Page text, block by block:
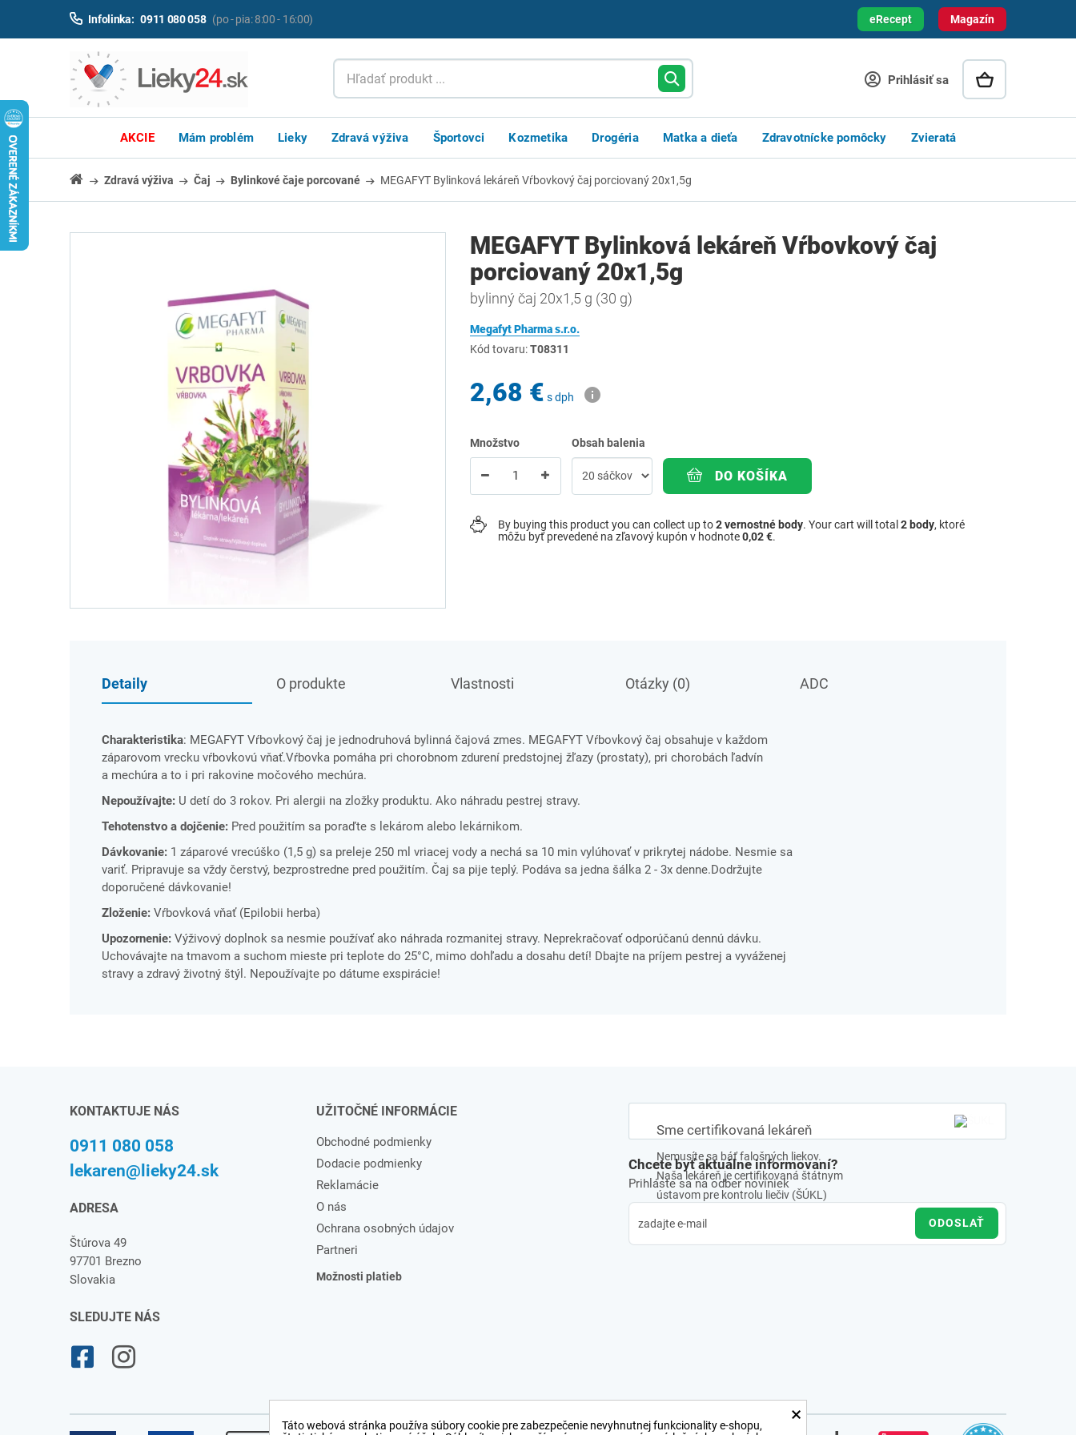
Magazín
Infolinka: 0911 080 058 (po - pia: 8:00 - 16:00) eRecept
Prihlásiť sa
AKCIE Mám problém Lieky Zdravá výživa Športovci Kozmetika Drogéria Matka a dieťa Zdravotnícke pomôcky Zvieratá
Zdravá výživa Čaj Bylinkové čaje porcované MEGAFYT Bylinková lekáreň Vŕbovkový čaj porciovaný 20x1,5g
MEGAFYT Bylinková lekáreň Vŕbovkový čaj
porciovaný 20x1,5g
bylinný čaj 20x1,5 g (30 g)
Megafyt Pharma s.r.o.
Kód tovaru:T08311
2,68 € s dph
Množstvo Obsah balenia
DO KOŠÍKA
By buying this product you can collect up to2vernostné body. Your cart will total 2 body, ktoré
môžu byť prevedené na zľavový kupón v hodnote0,02 €.
Detaily O produkte Vlastnosti Otázky (0) ADC
Charakteristika: MEGAFYT Vŕbovkový čaj je jednodruhová bylinná čajová zmes. MEGAFYT Vŕbovkový čaj obsahuje v každom
záparovom vrecku vŕbovkovú vňať.Vŕbovka pomáha pri chorobnom zdurení predstojnej žľazy (prostaty), pri chorobách ľadvín
a mechúra a to i pri rakovine močového mechúra.
Nepoužívajte: U detí do 3 rokov. Pri alergii na zložky produktu. Ako náhradu pestrej stravy.
Tehotenstvo a dojčenie: Pred použitím sa poraďte s lekárom alebo lekárnikom.
Dávkovanie: 1 záparové vrecúško (1,5 g) sa preleje 250 ml vriacej vody a nechá sa 10 min vylúhovať v prikrytej nádobe. Nesmie sa
variť. Pripravuje sa vždy čerstvý, bezprostredne pred použitím. Čaj sa pije teplý. Podáva sa jedna šálka 2 - 3x denne.Dodržujte
doporučené dávkovanie!
Zloženie: Vŕbovková vňať (Epilobii herba)
Upozornenie: Výživový doplnok sa nesmie používať ako náhrada rozmanitej stravy. Neprekračovať odporúčanú dennú dávku.
Uchovávajte na tmavom a suchom mieste pri teplote do 25°C, mimo dohľadu a dosahu detí! Dbajte na príjem pestrej a vyváženej
stravy a zdravý životný štýl. Nepoužívajte po dátume exspirácie!
Sme certifikovaná lekáreň
Nemusíte sa báť falošných liekov.
Naša lekáreň je certifikovaná štátnym
ústavom pre kontrolu liečiv (ŠÚKL)
KONTAKTUJE NÁS
0911 080 058
lekaren@lieky24.sk
ADRESA
Štúrova 49
97701 Brezno
Slovakia
SLEDUJTE NÁS
UŽITOČNÉ INFORMÁCIE
Obchodné podmienky
Dodacie podmienky
Reklamácie
O nás
Ochrana osobných údajov
Partneri
Možnosti platieb
Chcete byť aktuálne informovaní?
Prihláste sa na odber noviniek
ODOSLAŤ
×
Táto webová stránka používa súbory cookie pre zabezpečenie nevyhnutnej funkcionality e-shopu,